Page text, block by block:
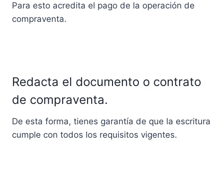
Para esto acredita el pago de la operación de
compraventa.
Redacta el documento o contrato
de compraventa.
De esta forma, tienes garantía de que la escritura
cumple con todos los requisitos vigentes.